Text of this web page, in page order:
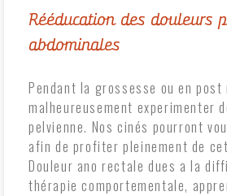
Rééducation des douleurs
abdominales
Pendant la grossesse ou en
malheureusement experimenter
pelvienne. Nos cinés pourront
afin de profiter pleinement de
Douleur ano rectale dues a la
thérapie comportementale,